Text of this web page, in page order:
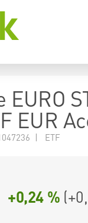
EUR
| ETF
+0,24 % (